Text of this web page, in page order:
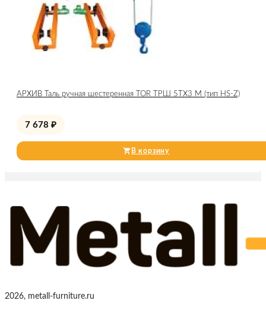
АРХИВ Таль ручная шестеренная TOR ТРШ 5ТХ3 М (тип HS-Z)
7 678 ₽
В корзину
2026, metall-furniture.ru